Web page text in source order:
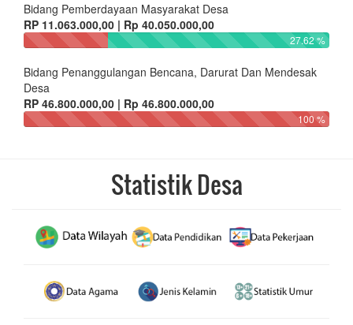
Bidang Pemberdayaan Masyarakat Desa
RP 11.063.000,00 | Rp 40.050.000,00
27.62 %
Bidang Penanggulangan Bencana, Darurat Dan Mendesak
Desa
RP 46.800.000,00 | Rp 46.800.000,00
100 %
Statistik Desa